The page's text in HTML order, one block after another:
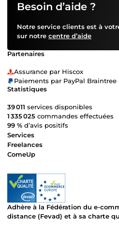
Besoin d’aide ?
Notre service clients est à
sur notre centre d’aide
Partenaires
Assurance par Hiscox
Paiements par PayPal Braintree
Statistiques
39 011 services disponibles
1 335 025 commandes effectuées
99 % d’avis positifs
Services
Freelances
ComeUp
Adhère à la Fédération du e-
distance (Fevad) et à sa charte